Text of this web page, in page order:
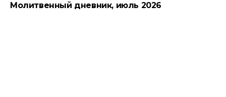
Молитвенный дневник, июль 2026